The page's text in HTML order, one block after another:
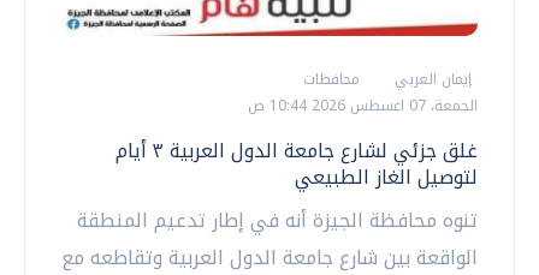
إيمان العربي
محافظات
الجمعة، 07 اغسطس 2026 10:44 ص
غلق جزئي لشارع جامعة الدول العربية ٣ أيام
لتوصيل الغاز الطبيعي
تنوه محافظة الجيزة أنه في إطار تدعيم المنطقة
الواقعة بين شارع جامعة الدول العربية وتقاطعه مع